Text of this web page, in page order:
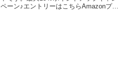
ペーン♪エントリーはこちらAmazonプラ